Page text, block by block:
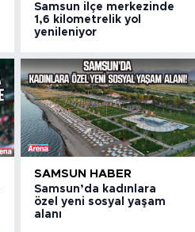
Samsun ilçe merkezinde
1,6 kilometrelik yol
yenileniyor
SAMSUN HABER
Samsun’da kadınlara
özel yeni sosyal yaşam
alanı